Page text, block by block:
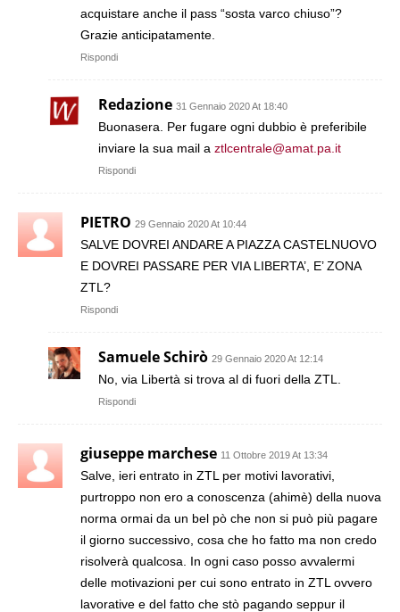
acquistare anche il pass “sosta varco chiuso”?
Grazie anticipatamente.
Rispondi
Redazione 31 Gennaio 2020 At 18:40
Buonasera. Per fugare ogni dubbio è preferibile
inviare la sua mail a ztlcentrale@amat.pa.it
Rispondi
PIETRO 29 Gennaio 2020 At 10:44
SALVE DOVREI ANDARE A PIAZZA CASTELNUOVO
E DOVREI PASSARE PER VIA LIBERTA’, E’ ZONA
ZTL?
Rispondi
Samuele Schirò 29 Gennaio 2020 At 12:14
No, via Libertà si trova al di fuori della ZTL.
Rispondi
giuseppe marchese 11 Ottobre 2019 At 13:34
Salve, ieri entrato in ZTL per motivi lavorativi,
purtroppo non ero a conoscenza (ahimè) della nuova
norma ormai da un bel pò che non si può più pagare
il giorno successivo, cosa che ho fatto ma non credo
risolverà qualcosa. In ogni caso posso avvalermi
delle motivazioni per cui sono entrato in ZTL ovvero
lavorative e del fatto che stò pagando seppur il